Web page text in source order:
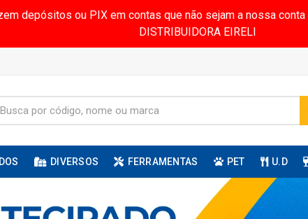
depósitos ou PIX em contas que não sejam a nossa
DISTRIBUIDORA EIRELI
DIVERSOS FERRAMENTAS PET U.D